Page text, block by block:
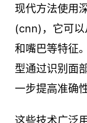
现代方法使用
(cnn)，它可以
和嘴巴等特征
型通过识别面
一步提高准确性